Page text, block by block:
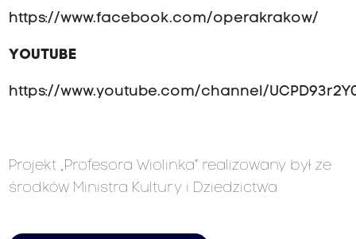
https://www.facebook.com/operakrakow/
YOUTUBE
https://www.youtube.com/channel/
Projekt „Profesora Wiolinka” realizowany był ze
środków Ministra Kultury i Dziedzictwa